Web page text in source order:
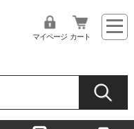
マイページ カート